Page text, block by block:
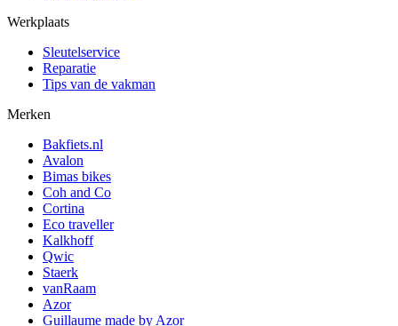
Werkplaats
Sleutelservice
Reparatie
Tips van de vakman
Merken
Bakfiets.nl
Avalon
Bimas bikes
Coh and Co
Cortina
Eco traveller
Kalkhoff
Qwic
Staerk
vanRaam
Azor
Guillaume made by Azor